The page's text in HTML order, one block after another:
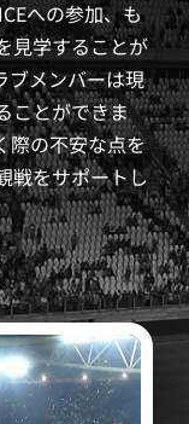
への参加、も
見学することが
ブメンバーは現
ことができま
際の不安な点を
戦をサポートし